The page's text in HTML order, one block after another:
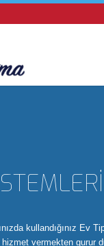
kullandığınız Ev
vermekten gurur